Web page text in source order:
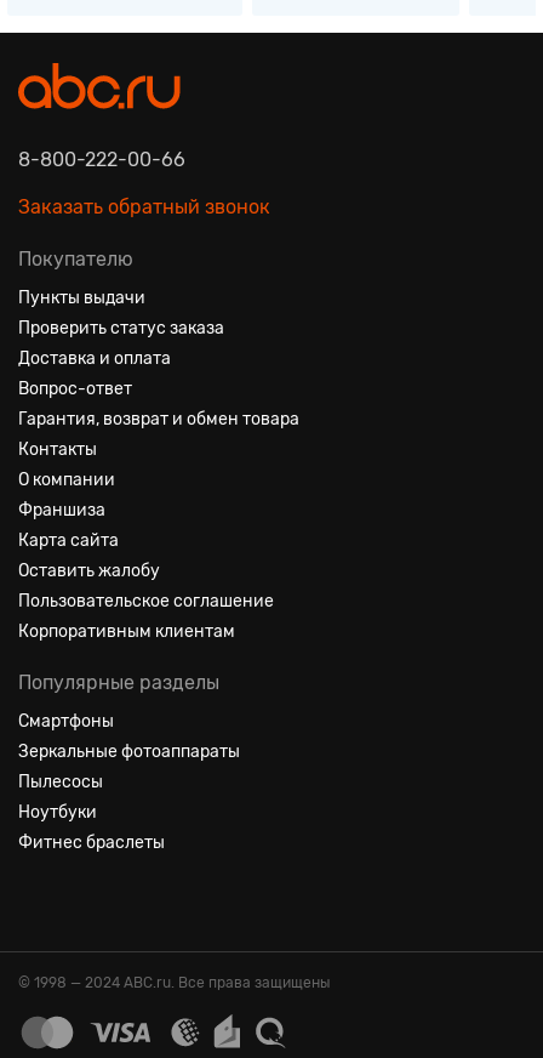
8-800-222-00-66
Заказать обратный звонок
Покупателю
Пункты выдачи
Проверить статус заказа
Доставка и оплата
Вопрос-ответ
Гарантия, возврат и обмен товара
Контакты
О компании
Франшиза
Карта сайта
Оставить жалобу
Пользовательское соглашение
Корпоративным клиентам
Популярные разделы
Смартфоны
Зеркальные фотоаппараты
Пылесосы
Ноутбуки
Фитнес браслеты
© 1998 — 2024 ABC.ru. Все права защищены